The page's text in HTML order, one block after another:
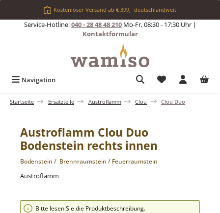
Zum Hauptinhalt springenKostenloser Versand ab € 399,- deutschlandweit
Service-Hotline:040 - 28 48 48 210Mo-Fr, 08:30 - 17:30 Uhr |
Kontaktformular
Navigation Du hast 0
Startseite Ersatzteile Austroflamm Clou Clou Duo
Austroflamm Clou Duo
Bodenstein rechts innen
Bodenstein / Brennraumstein / Feuerraumstein
Austroflamm
Bildergalerie überspringen
Bitte lesen Sie die Produktbeschreibung.